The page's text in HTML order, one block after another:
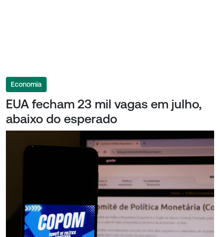
Economia
EUA fecham 23 mil vagas em julho,
abaixo do esperado